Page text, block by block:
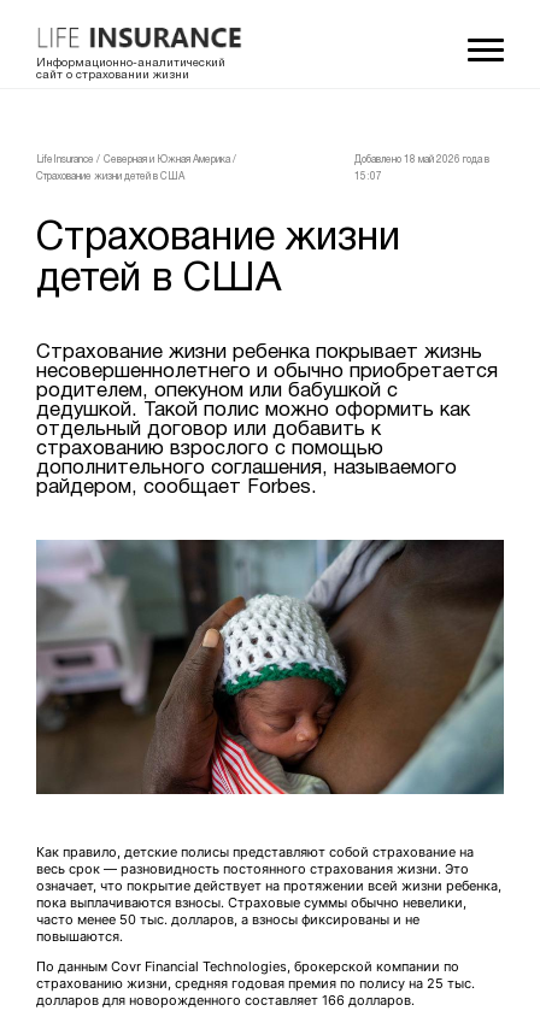
Информационно-аналитический
сайт о страховании жизни
LifeInsurance / Северная и Южная Америка /
Страхование жизни детей в США
Добавлено 18 май 2026 года в
15:07
Страхование жизни
детей в США
Страхование жизни ребенка покрывает жизнь
несовершеннолетнего и обычно приобретается
родителем, опекуном или бабушкой с
дедушкой. Такой полис можно оформить как
отдельный договор или добавить к
страхованию взрослого с помощью
дополнительного соглашения, называемого
райдером, сообщает Forbes.
Как правило, детские полисы представляют собой страхование на
весь срок — разновидность постоянного страхования жизни. Это
означает, что покрытие действует на протяжении всей жизни ребенка,
пока выплачиваются взносы. Страховые суммы обычно невелики,
часто менее 50 тыс. долларов, а взносы фиксированы и не
повышаются.
По данным Covr Financial Technologies, брокерской компании по
страхованию жизни, средняя годовая премия по полису на 25 тыс.
долларов для новорожденного составляет 166 долларов.